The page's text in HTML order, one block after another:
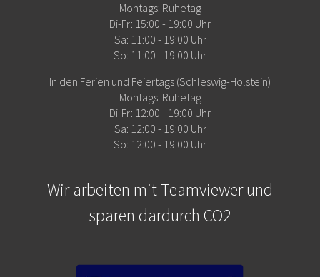
Montags: Ruhetag
Di-Fr: 15:00 - 19:00 Uhr
Sa: 11:00 - 19:00 Uhr
So: 11:00 - 19:00 Uhr
In den Ferien und Feiertags (Schleswig-Holstein)
Montags: Ruhetag
Di-Fr: 12:00 - 19:00 Uhr
Sa: 12:00 - 19:00 Uhr
So: 12:00 - 19:00 Uhr
Wir arbeiten mit Teamviewer und
sparen dardurch CO2